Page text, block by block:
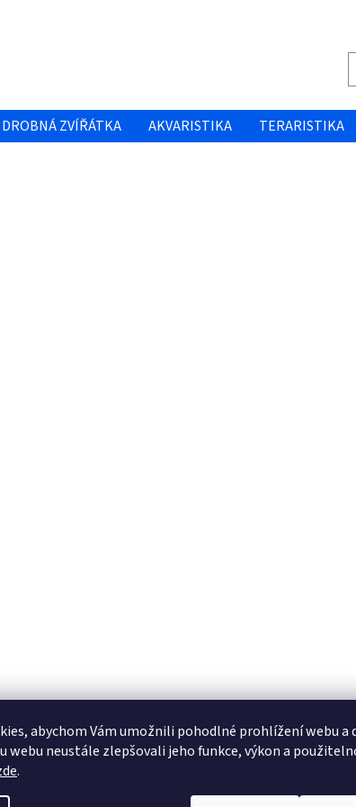
DROBNÁ ZVÍŘÁTKA AKVARISTIKA TERARISTIKA
abychom Vám umožnili pohodlné prohlížení webu a
webu neustále zlepšovali jeho funkce, výkon a
.